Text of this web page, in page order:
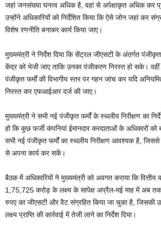
जहां जनसंख्या घनत्व अधिक है, वहां से अपेक्षाकृत अधिक कर
उन्होंने अधिकारियों को निर्देशित किया कि ऐसे जोन जहां कर
विशेष रणनीति बनाकर कार्य किया जाए।
मुख्यमंत्री ने निर्देश दिया कि सेंट्रल जीएसटी के अंतर्गत पंजीकृत
केंद्र को भेजी जाए ताकि उनका पंजीकरण निरस्त हो सके।
पंजीकृत फर्मों की विभागीय स्तर पर गहन जांच कर यदि
निरस्त कर एफआईआर दर्ज की जाए।
मुख्यमंत्री ने सभी नई पंजीकृत फर्मों के स्थलीय निरीक्षण का
हो कि कुछ फर्जी कंपनियां ईमानदार करदाताओं के अधिकारों
सभी नई पंजीकृत फर्मों का स्थलीय निरीक्षण आवश्यक है, जिससे
से अपना कार्य कर सकें।
बैठक में अधिकारियों ने मुख्यमंत्री को अवगत कराया कि
1,75,725 करोड़ के लक्ष्य के सापेक्ष अप्रैल-मई माह में अब
रुपए का जीएसटी और वैट संग्रहित किया जा चुका है, जिसकी
लक्ष्य प्राप्ति की कार्रवाई में तेजी लाने का निर्देश दिया।